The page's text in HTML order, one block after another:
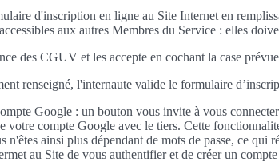
d'inscription en ligne au Site Internet en
aux autres Membres du Service : elles
des CGUV et les accepte en cochant la case
renseigné, l'internaute valide le formulaire
Google : un bouton vous invite à vous
votre compte Google avec le tiers. Cette
ainsi plus dépendant de mots de passe, ce
au Site de vous authentifier et de créer un